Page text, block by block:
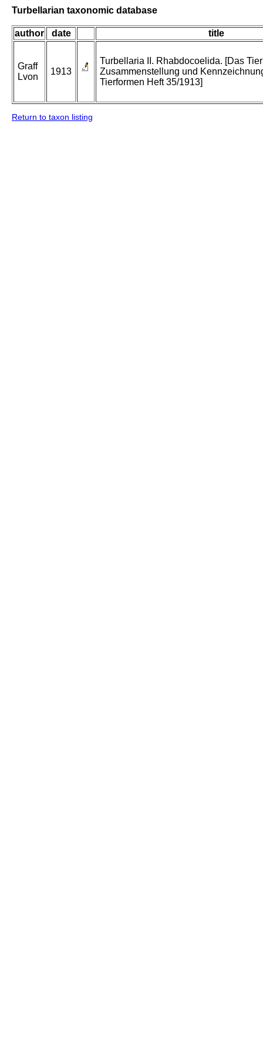
Turbellarian taxonomic database
author date title
Graff
Lvon
1913
Turbellaria II. Rhabdocoelida. [Das
Zusammenstellung und
Tierformen Heft 35/1913]
Return to taxon listing